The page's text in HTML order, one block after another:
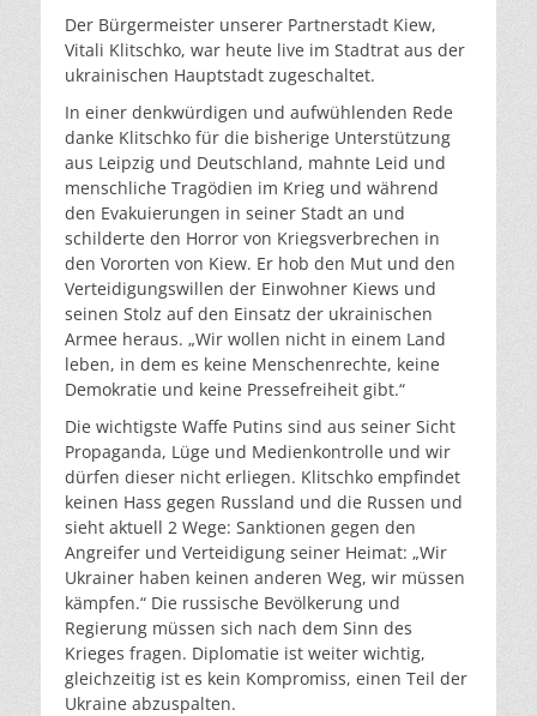
Der Bürgermeister unserer Partnerstadt Kiew,
Vitali Klitschko, war heute live im Stadtrat aus der
ukrainischen Hauptstadt zugeschaltet.
In einer denkwürdigen und aufwühlenden Rede
danke Klitschko für die bisherige Unterstützung
aus Leipzig und Deutschland, mahnte Leid und
menschliche Tragödien im Krieg und während
den Evakuierungen in seiner Stadt an und
schilderte den Horror von Kriegsverbrechen in
den Vororten von Kiew. Er hob den Mut und den
Verteidigungswillen der Einwohner Kiews und
seinen Stolz auf den Einsatz der ukrainischen
Armee heraus. „Wir wollen nicht in einem Land
leben, in dem es keine Menschenrechte, keine
Demokratie und keine Pressefreiheit gibt.“
Die wichtigste Waffe Putins sind aus seiner Sicht
Propaganda, Lüge und Medienkontrolle und wir
dürfen dieser nicht erliegen. Klitschko empfindet
keinen Hass gegen Russland und die Russen und
sieht aktuell 2 Wege: Sanktionen gegen den
Angreifer und Verteidigung seiner Heimat: „Wir
Ukrainer haben keinen anderen Weg, wir müssen
kämpfen.“ Die russische Bevölkerung und
Regierung müssen sich nach dem Sinn des
Krieges fragen. Diplomatie ist weiter wichtig,
gleichzeitig ist es kein Kompromiss, einen Teil der
Ukraine abzuspalten.